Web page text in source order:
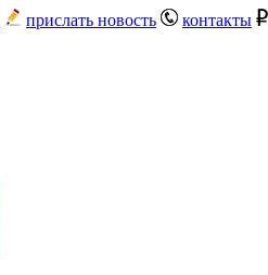
прислать новость контакты